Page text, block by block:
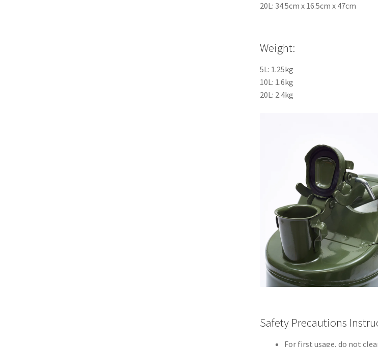
20L: 34.5cm x 16.5cm x 47cm​​
Weight:
5L: 1.25kg​
10L: 1.6kg​
20L: 2.4kg
Safety Precautions
For first usage, do not